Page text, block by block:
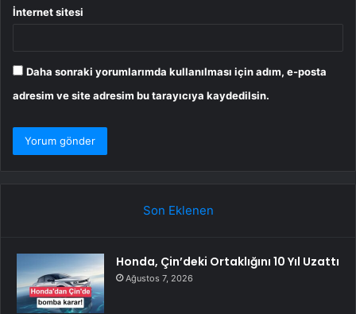
İnternet sitesi
Daha sonraki yorumlarımda kullanılması için adım, e-posta
adresim ve site adresim bu tarayıcıya kaydedilsin.
Son Eklenen
Honda, Çin’deki Ortaklığını 10 Yıl Uzattı
Ağustos 7, 2026